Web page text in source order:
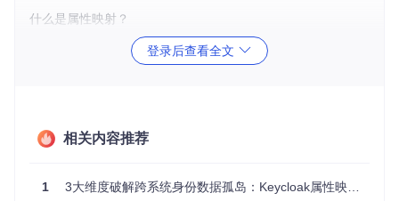
什么是属性映射？
属性映射（Attribute Mapping）是Keycloak实现跨系统用户数
据集成的核心机制，它定义了外部存储（如LDAP、数据库）
Keycloak通过映射器（Mapper）
源属性：外部系统提供的原始数据字段（如LDAP的cn、数
登录后查看全文
相关内容推荐
1 3大维度破解跨系统身份数据孤岛：Keycloak属性映射实战指南